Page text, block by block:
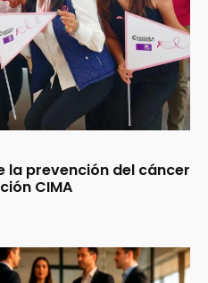
la prevención del cáncer
CIMA